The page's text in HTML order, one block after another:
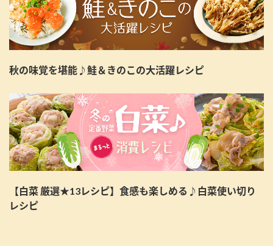
秋の味覚を堪能♪鮭＆きのこの大活躍レシピ
【白菜 厳選★13レシピ】食感も楽しめる♪白菜使い切り
レシピ